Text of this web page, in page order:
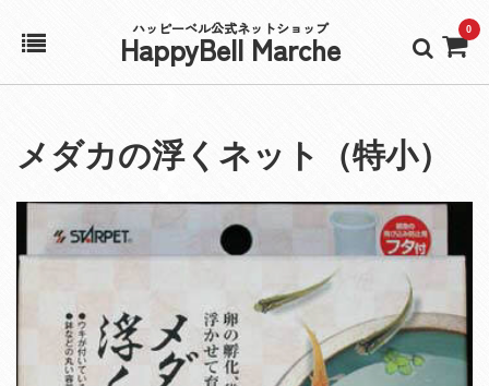
ハッピーベル公式ネットショップ
HappyBell Marche 0
アカウント
メダカの浮くネット（特小）